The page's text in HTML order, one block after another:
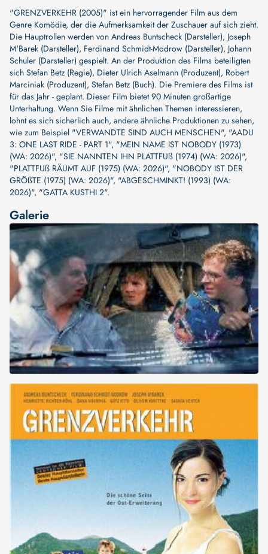
"GRENZVERKEHR (2005)" ist ein hervorragender Film aus dem
Genre Komödie, der die Aufmerksamkeit der Zuschauer auf sich zieht.
Die Hauptrollen werden von Andreas Buntscheck (Darsteller), Joseph
M'Barek (Darsteller), Ferdinand Schmidt-Modrow (Darsteller), Johann
Schuler (Darsteller) gespielt. An der Produktion des Films beteiligten
sich Stefan Betz (Regie), Dieter Ulrich Aselmann (Produzent), Robert
Marciniak (Produzent), Stefan Betz (Buch). Die Premiere des Films ist
für das Jahr - geplant. Dieser Film bietet 90 Minuten großartige
Unterhaltung. Wenn Sie Filme mit ähnlichen Themen interessieren,
lohnt es sich sicherlich auch, andere ähnliche Produktionen zu sehen,
wie zum Beispiel "VERWANDTE SIND AUCH MENSCHEN", "AADU
3: ONE LAST RIDE - PART 1", "MEIN NAME IST NOBODY (1973)
(WA: 2026)", "SIE NANNTEN IHN PLATTFUß (1974) (WA: 2026)",
"PLATTFUß RÄUMT AUF (1975) (WA: 2026)", "NOBODY IST DER
GRÖßTE (1975) (WA: 2026)", "ABGESCHMINKT! (1993) (WA:
2026)", "GATTA KUSTHI 2".
Galerie